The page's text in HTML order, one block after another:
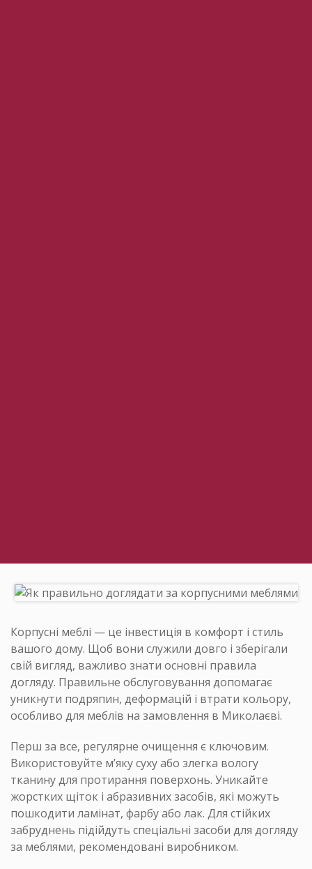
Корпусні меблі — це інвестиція в комфорт і стиль
вашого дому. Щоб вони служили довго і зберігали
свій вигляд, важливо знати основні правила
догляду. Правильне обслуговування допомагає
уникнути подряпин, деформацій і втрати кольору,
особливо для меблів на замовлення в Миколаєві.
Перш за все, регулярне очищення є ключовим.
Використовуйте м’яку суху або злегка вологу
тканину для протирання поверхонь. Уникайте
жорстких щіток і абразивних засобів, які можуть
пошкодити ламінат, фарбу або лак. Для стійких
забруднень підійдуть спеціальні засоби для догляду
за меблями, рекомендовані виробником.